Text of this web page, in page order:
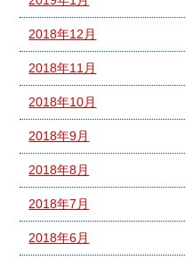
2018年12月
2018年11月
2018年10月
2018年9月
2018年8月
2018年7月
2018年6月